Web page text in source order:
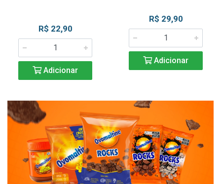
R$ 22,90
Adicionar
R$ 29,90
Adicionar